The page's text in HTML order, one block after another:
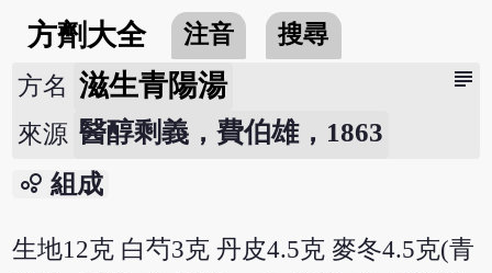
方劑大全 注音 搜尋
subject
方名 滋生青陽湯
來源 醫醇剩義，費伯雄，1863
bubble_chart 組成
生地12克 白芍3克 丹皮4.5克 麥冬4.5克(青